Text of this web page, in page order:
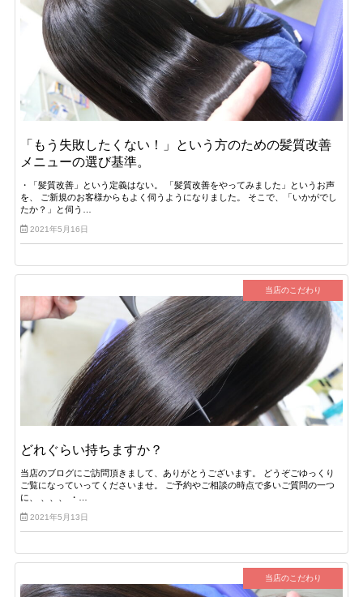
「もう失敗したくない！」という方のための髪質改善
メニューの選び基準。
・「髪質改善」という定義はない。 「髪質改善をやってみました」というお声
を、 ご新規のお客様からもよく伺うようになりました。 そこで、「いかがでし
たか？」と伺う…
2021年5月16日
当店のこだわり
どれぐらい持ちますか？
当店のブログにご訪問頂きまして、ありがとうございます。 どうぞごゆっくり
ご覧になっていってくださいませ。 ご予約やご相談の時点で多いご質問の一つ
に、 、、、 ・…
2021年5月13日
当店のこだわり